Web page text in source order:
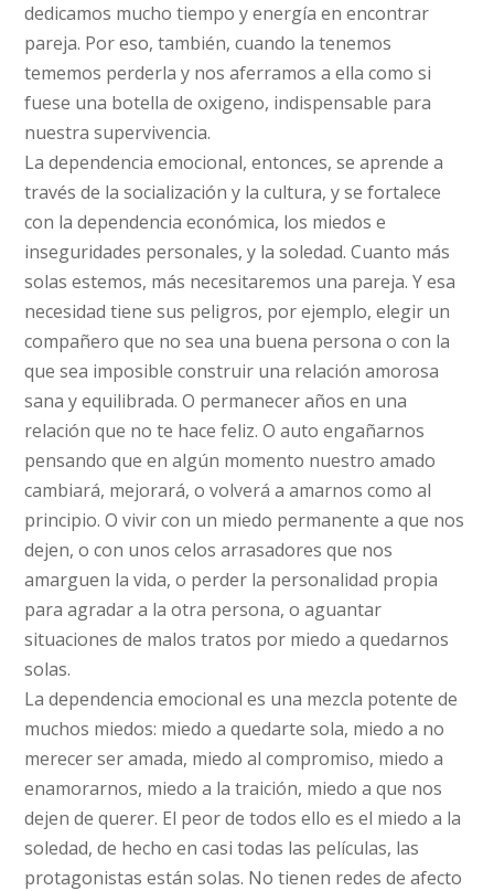
dedicamos mucho tiempo y energía en encontrar
pareja. Por eso, también, cuando la tenemos
tememos perderla y nos aferramos a ella como si
fuese una botella de oxigeno, indispensable para
nuestra supervivencia.
La dependencia emocional, entonces, se aprende a
través de la socialización y la cultura, y se fortalece
con la dependencia económica, los miedos e
inseguridades personales, y la soledad. Cuanto más
solas estemos, más necesitaremos una pareja. Y esa
necesidad tiene sus peligros, por ejemplo, elegir un
compañero que no sea una buena persona o con la
que sea imposible construir una relación amorosa
sana y equilibrada. O permanecer años en una
relación que no te hace feliz. O auto engañarnos
pensando que en algún momento nuestro amado
cambiará, mejorará, o volverá a amarnos como al
principio. O vivir con un miedo permanente a que nos
dejen, o con unos celos arrasadores que nos
amarguen la vida, o perder la personalidad propia
para agradar a la otra persona, o aguantar
situaciones de malos tratos por miedo a quedarnos
solas.
La dependencia emocional es una mezcla potente de
muchos miedos: miedo a quedarte sola, miedo a no
merecer ser amada, miedo al compromiso, miedo a
enamorarnos, miedo a la traición, miedo a que nos
dejen de querer. El peor de todos ello es el miedo a la
soledad, de hecho en casi todas las películas, las
protagonistas están solas. No tienen redes de afecto